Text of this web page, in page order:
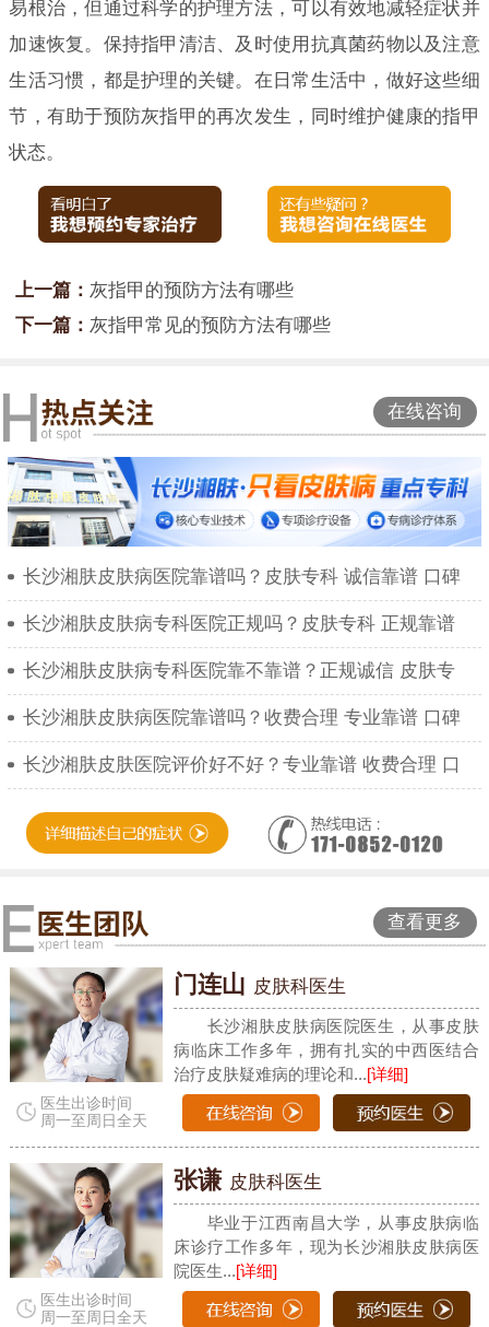
易根治，但通过科学的护理方法，可以有效地减轻症状并
加速恢复。保持指甲清洁、及时使用抗真菌药物以及注意
生活习惯，都是护理的关键。在日常生活中，做好这些细
节，有助于预防灰指甲的再次发生，同时维护健康的指甲
状态。
上一篇： 灰指甲的预防方法有哪些
下一篇： 灰指甲常见的预防方法有哪些
在线咨询
长沙湘肤皮肤病医院靠谱吗？皮肤专科 诚信靠谱 口碑
长沙湘肤皮肤病专科医院正规吗？皮肤专科 正规靠谱
长沙湘肤皮肤病专科医院靠不靠谱？正规诚信 皮肤专
长沙湘肤皮肤病医院靠谱吗？收费合理 专业靠谱 口碑
长沙湘肤皮肤医院评价好不好？专业靠谱 收费合理 口
查看更多
医生出诊时间
周一至周日全天
门连山 皮肤科医生
长沙湘肤皮肤病医院医生，从事皮肤
病临床工作多年，拥有扎实的中西医结合
治疗皮肤疑难病的理论和...[详细]
医生出诊时间
周一至周日全天
张谦 皮肤科医生
毕业于江西南昌大学，从事皮肤病临
床诊疗工作多年，现为长沙湘肤皮肤病医
院医生...[详细]